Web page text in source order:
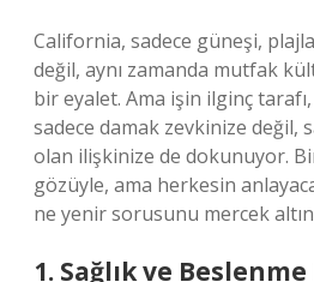
California, sadece güneşi,
değil, aynı zamanda mutfak
bir eyalet. Ama işin ilginç
sadece damak zevkinize değil,
olan ilişkinize de dokunuyor.
gözüyle, ama herkesin
ne yenir sorusunu mercek
1. Sağlık ve